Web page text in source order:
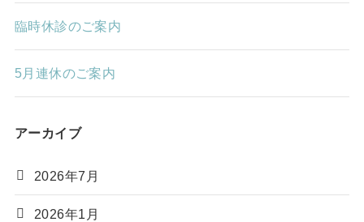
臨時休診のご案内
5月連休のご案内
アーカイブ
2026年7月
2026年1月